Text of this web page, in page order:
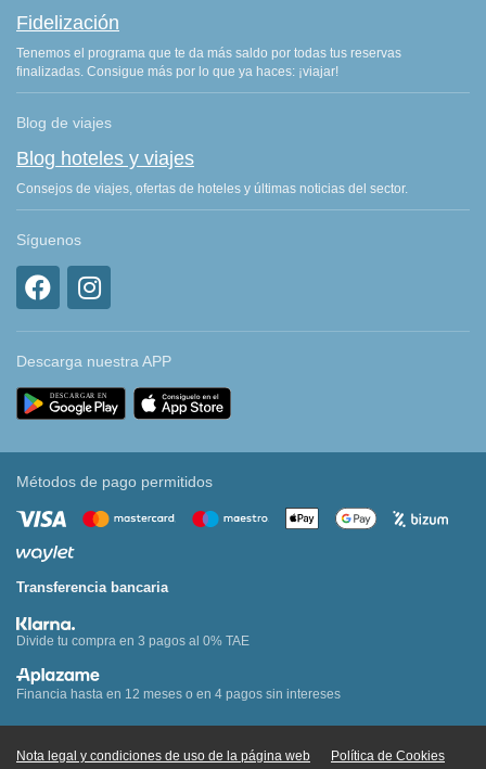
Fidelización
Tenemos el programa que te da más saldo por todas tus reservas
finalizadas. Consigue más por lo que ya haces: ¡viajar!
Blog de viajes
Blog hoteles y viajes
Consejos de viajes, ofertas de hoteles y últimas noticias del sector.
Síguenos
Descarga nuestra APP
Métodos de pago permitidos
Transferencia bancaria
Divide tu compra en 3 pagos al 0% TAE
Financia hasta en 12 meses o en 4 pagos sin intereses
Nota legal y condiciones de uso de la página web Política de Cookies